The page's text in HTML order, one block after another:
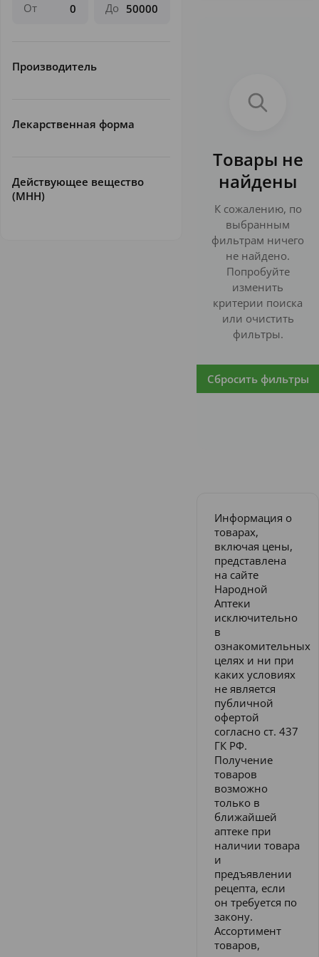
От До
Производитель
Лекарственная форма
Действующее вещество
(МНН)
Товары не
найдены
К сожалению, по
выбранным
фильтрам ничего
не найдено.
Попробуйте
изменить
критерии поиска
или очистить
фильтры.
Сбросить фильтры
Информация о
товарах,
включая цены,
представлена
на сайте
Народной
Аптеки
исключительно
в
ознакомительных
целях и ни при
каких условиях
не является
публичной
офертой
согласно ст. 437
ГК РФ.
Получение
товаров
возможно
только в
ближайшей
аптеке при
наличии товара
и
предъявлении
рецепта, если
он требуется по
закону.
Ассортимент
товаров,